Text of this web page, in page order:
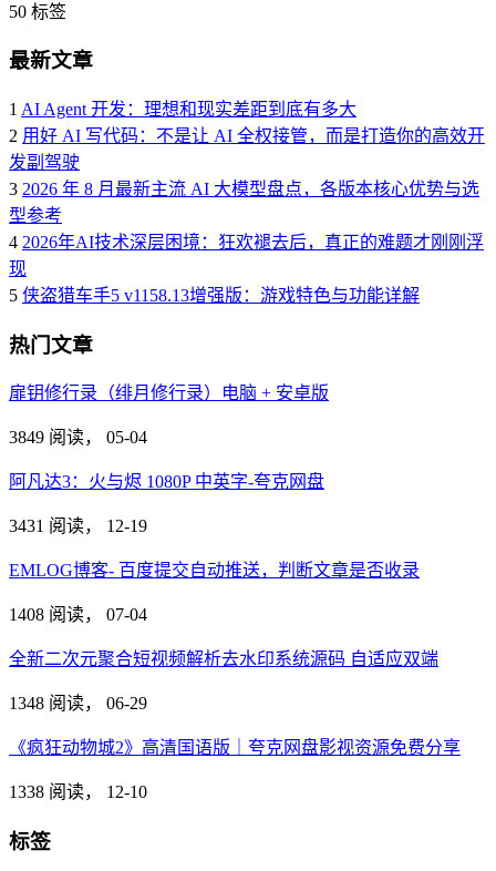
50 标签
最新文章
1 AI Agent 开发：理想和现实差距到底有多大
2 用好 AI 写代码：不是让 AI 全权接管，而是打造你的高效开
发副驾驶
3 2026 年 8 月最新主流 AI 大模型盘点，各版本核心优势与选
型参考
4 2026年AI技术深层困境：狂欢褪去后，真正的难题才刚刚浮
现
5 侠盗猎车手5 v1158.13增强版：游戏特色与功能详解
热门文章
扉钥修行录（绯月修行录）电脑 + 安卓版
3849 阅读， 05-04
阿凡达3：火与烬 1080P 中英字-夸克网盘
3431 阅读， 12-19
EMLOG博客- 百度提交自动推送，判断文章是否收录
1408 阅读， 07-04
全新二次元聚合短视频解析去水印系统源码 自适应双端
1348 阅读， 06-29
《疯狂动物城2》高清国语版｜夸克网盘影视资源免费分享
1338 阅读， 12-10
标签